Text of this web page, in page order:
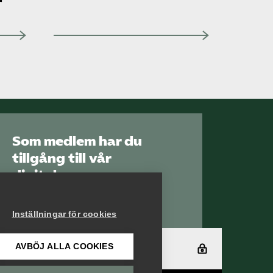
In English
Som medlem har du
tillgång till vår
digitala
Arbetsgivarguiden
Logga in
Inställningar för cookies
AVBÖJ ALLA COOKIES